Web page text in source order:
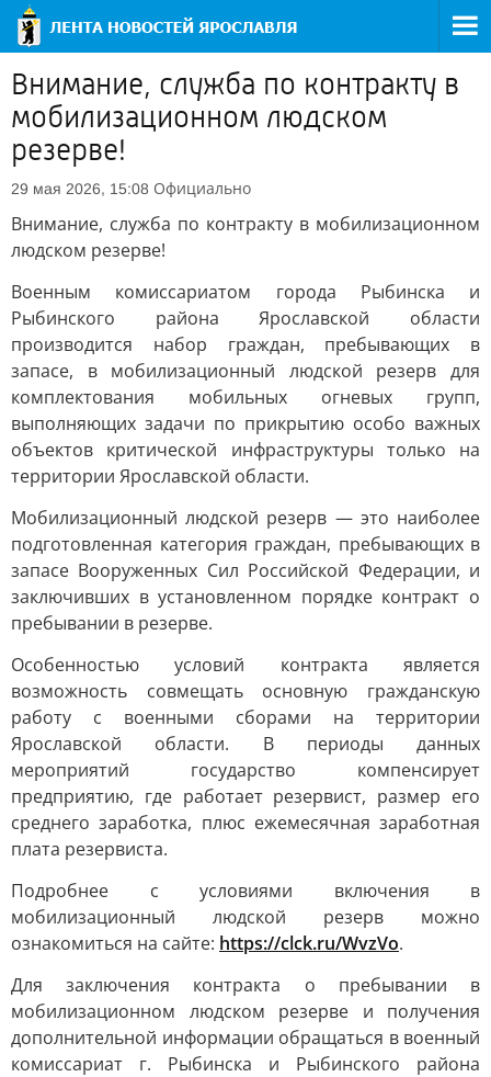
Внимание, служба по контракту в
мобилизационном людском
резерве!
29 мая 2026, 15:08 Официально
Внимание, служба по контракту в мобилизационном
людском резерве!
Военным комиссариатом города Рыбинска и
Рыбинского района Ярославской области
производится набор граждан, пребывающих в
запасе, в мобилизационный людской резерв для
комплектования мобильных огневых групп,
выполняющих задачи по прикрытию особо важных
объектов критической инфраструктуры только на
территории Ярославской области.
Мобилизационный людской резерв — это наиболее
подготовленная категория граждан, пребывающих в
запасе Вооруженных Сил Российской Федерации, и
заключивших в установленном порядке контракт о
пребывании в резерве.
Особенностью условий контракта является
возможность совмещать основную гражданскую
работу с военными сборами на территории
Ярославской области. В периоды данных
мероприятий государство компенсирует
предприятию, где работает резервист, размер его
среднего заработка, плюс ежемесячная заработная
плата резервиста.
Подробнее с условиями включения в
мобилизационный людской резерв можно
ознакомиться на сайте: https://clck.ru/WvzVo.
Для заключения контракта о пребывании в
мобилизационном людском резерве и получения
дополнительной информации обращаться в военный
комиссариат г. Рыбинска и Рыбинского района